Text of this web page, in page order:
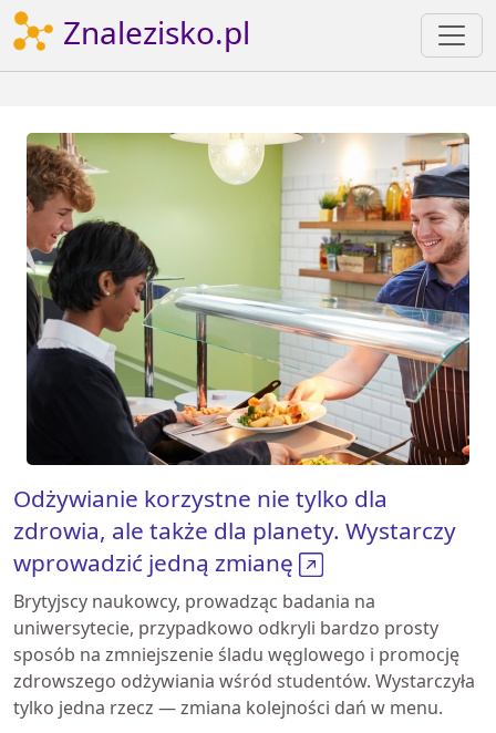
Znalezisko.pl
Odżywianie korzystne nie tylko dla
zdrowia, ale także dla planety. Wystarczy
wprowadzić jedną zmianę
Brytyjscy naukowcy, prowadząc badania na
uniwersytecie, przypadkowo odkryli bardzo prosty
sposób na zmniejszenie śladu węglowego i promocję
zdrowszego odżywiania wśród studentów. Wystarczyła
tylko jedna rzecz — zmiana kolejności dań w menu.